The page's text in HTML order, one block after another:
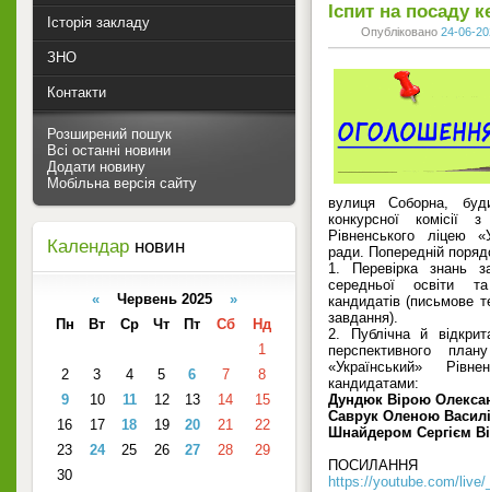
Іспит на посаду
Опубліковано 24-06-
вулиця Соборна,
конкурсної комісії
Рівненського ліцею
ради. Попередній
1. Перевірка знань
середньої освіти
кандидатів (письмове
завдання).
2. Публічна й
перспективного
«Український»
кандидатами:
Дундюк Вірою
Саврук Оленою
Шнайдером Сергієм
ПОСИЛАННЯ
https://youtube.com/
Історія закладу
ЗНО
Контакти
Розширений пошук
Всі останні новини
Додати новину
Мобільна версія сайту
Календар новин
«Червень 2025 »
Пн
Вт Ср Чт Пт Сб
Нд
1
2
3 4 5 6 7
8
9
10 11 12 13 14
15
16
17 18 19 20 21
22
23
24 25 26 27 28
29
30